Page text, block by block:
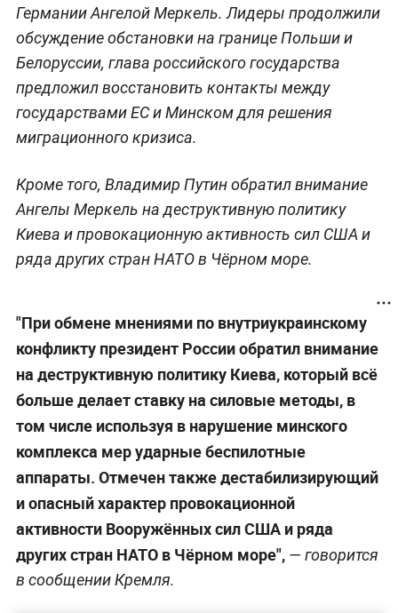
Германии Ангелой Меркель. Лидеры продолжили
обсуждение обстановки на границе Польши и
Белоруссии, глава российского государства
предложил восстановить контакты между
государствами ЕС и Минском для решения
миграционного кризиса.
Кроме того, Владимир Путин обратил внимание
Ангелы Меркель на деструктивную политику
Киева и провокационную активность сил США и
ряда других стран НАТО в Чёрном море.
"При обмене мнениями по внутриукраинскому
конфликту президент России обратил внимание
на деструктивную политику Киева, который всё
больше делает ставку на силовые методы, в
том числе используя в нарушение минского
комплекса мер ударные беспилотные
аппараты. Отмечен также дестабилизирующий
и опасный характер провокационной
активности Вооружённых сил США и ряда
других стран НАТО в Чёрном море", — говорится
в сообщении Кремля.